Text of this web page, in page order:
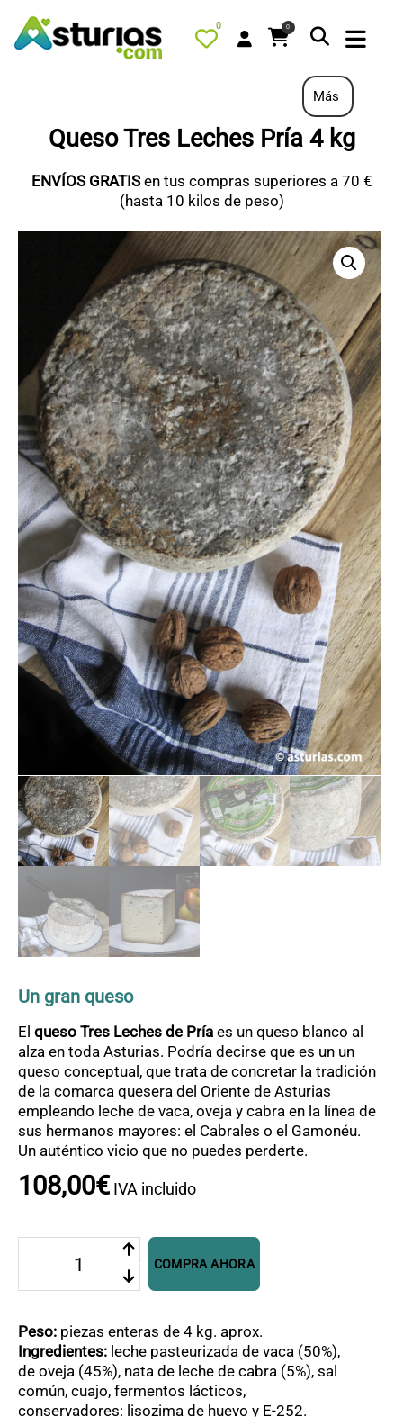
0 0
QUÉ HACER
ALOJAMIENTOS
RESTAURANTES
TURISMO ACTIVO
TIENDA
PORTADA / DESTACADO
TODOS LOS PRODUCTOS
LOTES REGALO
FABES
QUESOS ASTURIANOS
CONSERVAS, PATÉS Y PLATOS
COCINADOS
SIDRA
VINOS
CERVEZAS ARTESANAS
REPOSTERÍA Y DULCES
ARROZ CON LECHE
LICORES / DESTILADOS
LIBROS
DECORACIÓN
AGENDA
OFERTAS
CONTACTO
Más
Queso Tres Leches Pría 4 kg
ENVÍOS GRATISen tus compras superiores a 70 €
(hasta 10 kilos de peso)
Un gran queso
El queso Tres Leches de Pría es un queso blanco al
alza en toda Asturias. Podría decirse que es un un
queso conceptual, que trata de concretar la tradición
de la comarca quesera del Oriente de Asturias
empleando leche de vaca, oveja y cabra en la línea de
sus hermanos mayores: el Cabrales o el Gamonéu.
Un auténtico vicio que no puedes perderte.
108,00€ IVA incluido
Leches
4
kg
cantidad
COMPRA AHORA
Peso: piezas enteras de 4 kg. aprox.
Ingredientes: leche pasteurizada de vaca (50%),
de oveja (45%), nata de leche de cabra (5%), sal
común, cuajo, fermentos lácticos,
conservadores: lisozima de huevo y E-252.